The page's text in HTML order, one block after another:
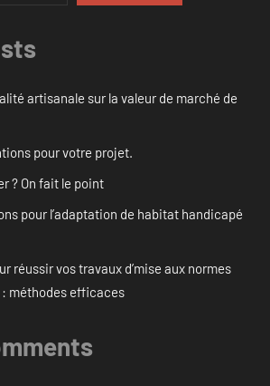
artisanale sur la valeur de marché de
pour votre projet.
? On fait le point
pour l’adaptation de habitat handicapé
réussir vos travaux d’mise aux normes
: méthodes efficaces